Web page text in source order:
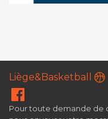
Liège&Basketball
Pour toute demande de